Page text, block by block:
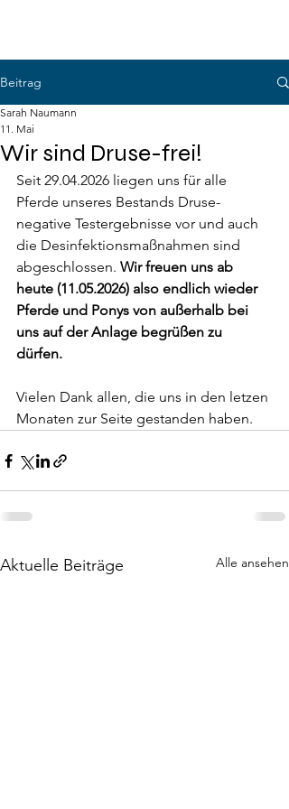
Beitrag
Wir sind Druse-frei!
Sarah Naumann
11. Mai
Seit 29.04.2026 liegen uns für alle
Pferde unseres Bestands Druse-
negative Testergebnisse vor und auch
die Desinfektionsmaßnahmen sind
abgeschlossen. Wir freuen uns ab
heute (11.05.2026) also endlich wieder
Pferde und Ponys von außerhalb bei
uns auf der Anlage begrüßen zu
dürfen.
Vielen Dank allen, die uns in den letzen
Monaten zur Seite gestanden haben.
Aktuelle Beiträge Alle ansehen